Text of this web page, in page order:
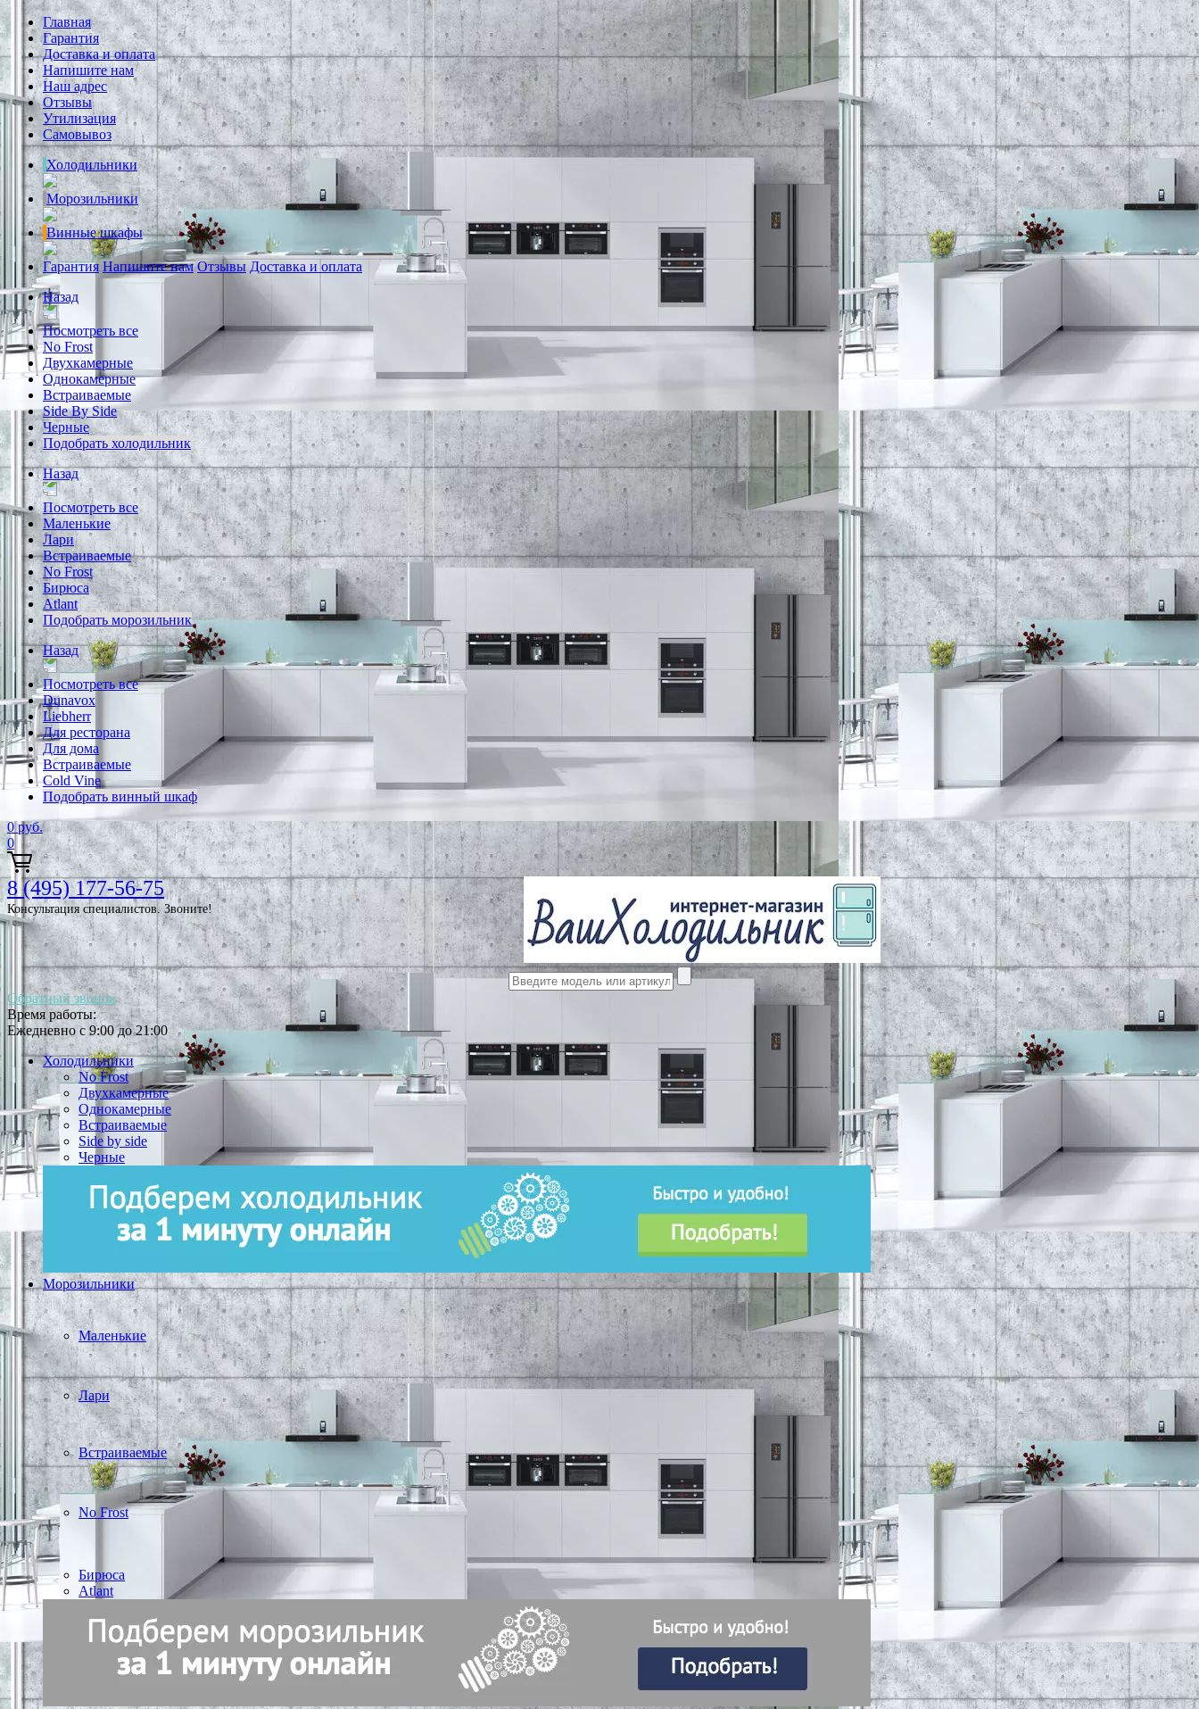
Главная
Гарантия
Доставка и оплата
Напишите нам
Наш адрес
Отзывы
Утилизация
Самовывоз
Холодильники
Морозильники
Винные шкафы
Гарантия Напишите нам Отзывы Доставка и оплата
Назад
Посмотреть все
No Frost
Двухкамерные
Однокамерные
Встраиваемые
Side By Side
Черные
Подобрать холодильник
Назад
Посмотреть все
Маленькие
Лари
Встраиваемые
No Frost
Бирюса
Atlant
Подобрать морозильник
Назад
Посмотреть все
Dunavox
Liebherr
Для ресторана
Для дома
Встраиваемые
Cold Vine
Подобрать винный шкаф
0 руб.
0
8 (495) 177-56-75
Консультация специалистов. Звоните!
Обратный звонок
Время работы:
Ежедневно с 9:00 до 21:00
Холодильники
No Frost
Двухкамерные
Однокамерные
Встраиваемые
Side by side
Черные
Морозильники
Маленькие
Лари
Встраиваемые
No Frost
Бирюса
Atlant